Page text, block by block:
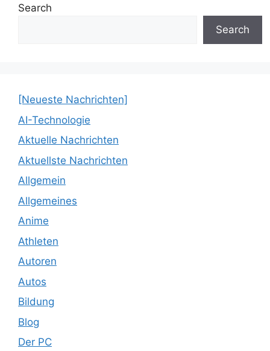
Search
Search
[Neueste Nachrichten]
AI-Technologie
Aktuelle Nachrichten
Aktuellste Nachrichten
Allgemein
Allgemeines
Anime
Athleten
Autoren
Autos
Bildung
Blog
Der PC